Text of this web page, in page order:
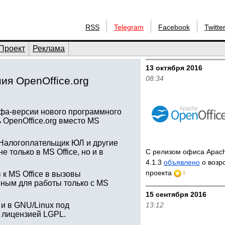
RSS Telegram Facebook Twitter
Реклама
OpenOffice.org
версии нового программного
вместо MS
ЮЛ и другие
только в MS Office, но и в
к MS Office в вызовы
для работы только с MS
в GNU/Linux под
LGPL.
13 октября 2016
08:34
С релизом офиса
4.1.3объявлено о
проекта
1
15 сентября 2016
13:12